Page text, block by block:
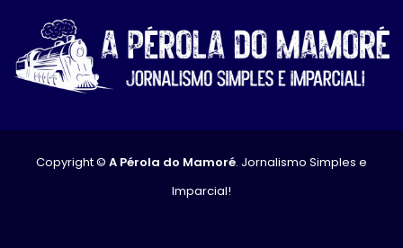
Copyright © A Pérola do Mamoré. Jornalismo Simples e
Imparcial!